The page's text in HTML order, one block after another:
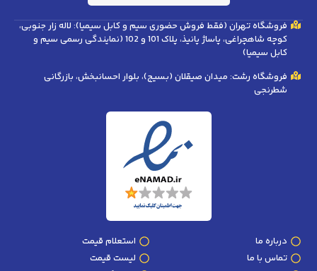
فروشگاه تهران (فقط فروش حضوری سیم و کابل سیمیا): لاله زار جنوبی،
کوچه شاهچراغی، پاساژ پانیذ، پلاک 101 و 102 (نمایندگی رسمی سیم و
کابل سیمیا)
فروشگاه رشت: میدان صیقلان (بسیج)، بلوار احسانبخش، بازرگانی
شطرنجی
درباره ما
تماس با ما
استعلام قیمت
لیست قیمت